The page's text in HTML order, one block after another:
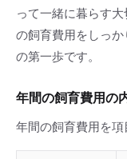
って一緒に暮らす
の飼育費用をしっ
の第一歩です。
年間の飼育費用の
年間の飼育費用を項